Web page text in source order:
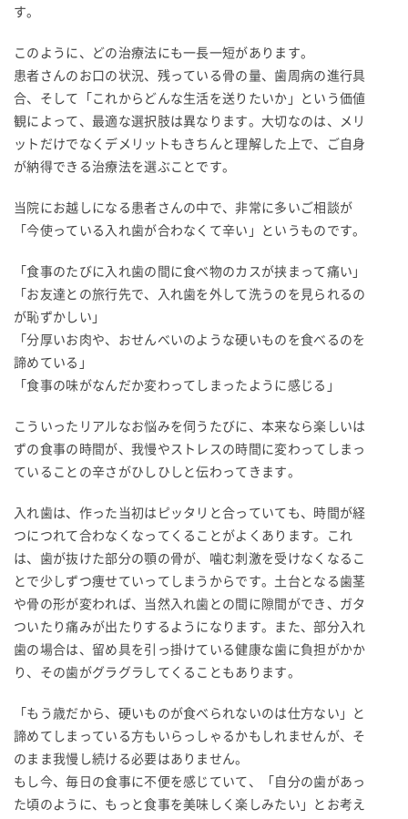
す。
このように、どの治療法にも一長一短があります。
患者さんのお口の状況、残っている骨の量、歯周病の進行具
合、そして「これからどんな生活を送りたいか」という価値
観によって、最適な選択肢は異なります。大切なのは、メリ
ットだけでなくデメリットもきちんと理解した上で、ご自身
が納得できる治療法を選ぶことです。
当院にお越しになる患者さんの中で、非常に多いご相談が
「今使っている入れ歯が合わなくて辛い」というものです。
「食事のたびに入れ歯の間に食べ物のカスが挟まって痛い」
「お友達との旅行先で、入れ歯を外して洗うのを見られるの
が恥ずかしい」
「分厚いお肉や、おせんべいのような硬いものを食べるのを
諦めている」
「食事の味がなんだか変わってしまったように感じる」
こういったリアルなお悩みを伺うたびに、本来なら楽しいは
ずの食事の時間が、我慢やストレスの時間に変わってしまっ
ていることの辛さがひしひしと伝わってきます。
入れ歯は、作った当初はピッタリと合っていても、時間が経
つにつれて合わなくなってくることがよくあります。これ
は、歯が抜けた部分の顎の骨が、噛む刺激を受けなくなるこ
とで少しずつ痩せていってしまうからです。土台となる歯茎
や骨の形が変われば、当然入れ歯との間に隙間ができ、ガタ
ついたり痛みが出たりするようになります。また、部分入れ
歯の場合は、留め具を引っ掛けている健康な歯に負担がかか
り、その歯がグラグラしてくることもあります。
「もう歳だから、硬いものが食べられないのは仕方ない」と
諦めてしまっている方もいらっしゃるかもしれませんが、そ
のまま我慢し続ける必要はありません。
もし今、毎日の食事に不便を感じていて、「自分の歯があっ
た頃のように、もっと食事を美味しく楽しみたい」とお考え